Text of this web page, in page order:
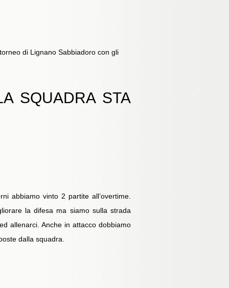
di Lignano Sabbiadoro con gli
SQUADRA STA
abbiamo vinto 2 partite all’overtime.
la difesa ma siamo sulla strada
allenarci. Anche in attacco dobbiamo
dalla squadra.